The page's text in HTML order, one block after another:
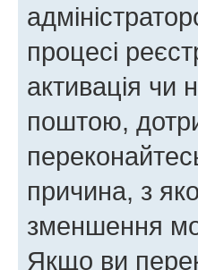
процесі
активація чи
поштою,
причина, з
зменшення
Якщо ви